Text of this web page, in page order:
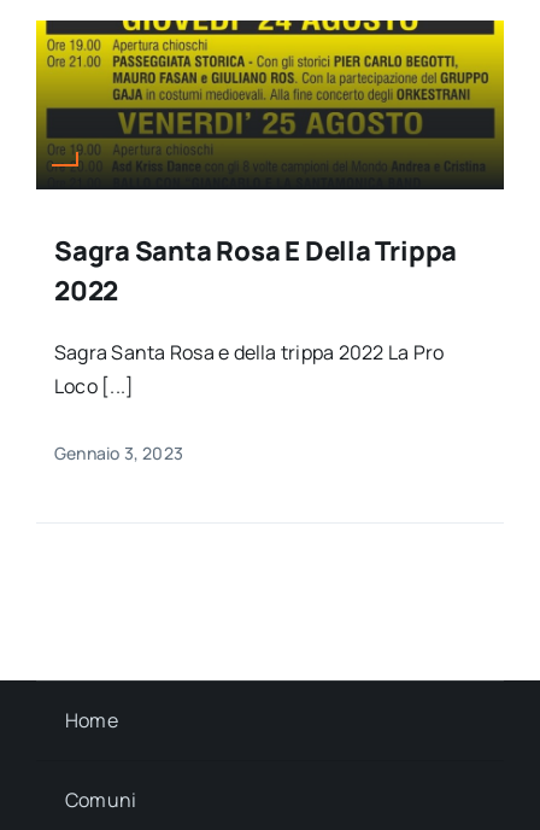
Sagra Santa Rosa E Della Trippa
2022
Sagra Santa Rosa e della trippa 2022 La Pro
Loco [...]
Gennaio 3, 2023
Home
Comuni